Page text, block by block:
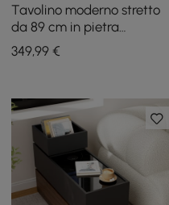
Tavolino moderno stretto
da 89 cm in pietra
sinterizzata con USB e
contenitore
349,99 €